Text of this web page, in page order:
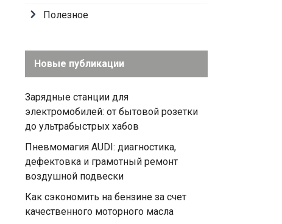
Полезное
Новые публикации
Зарядные станции для
электромобилей: от бытовой розетки
до ультрабыстрых хабов
Пневмомагия AUDI: диагностика,
дефектовка и грамотный ремонт
воздушной подвески
Как сэкономить на бензине за счет
качественного моторного масла